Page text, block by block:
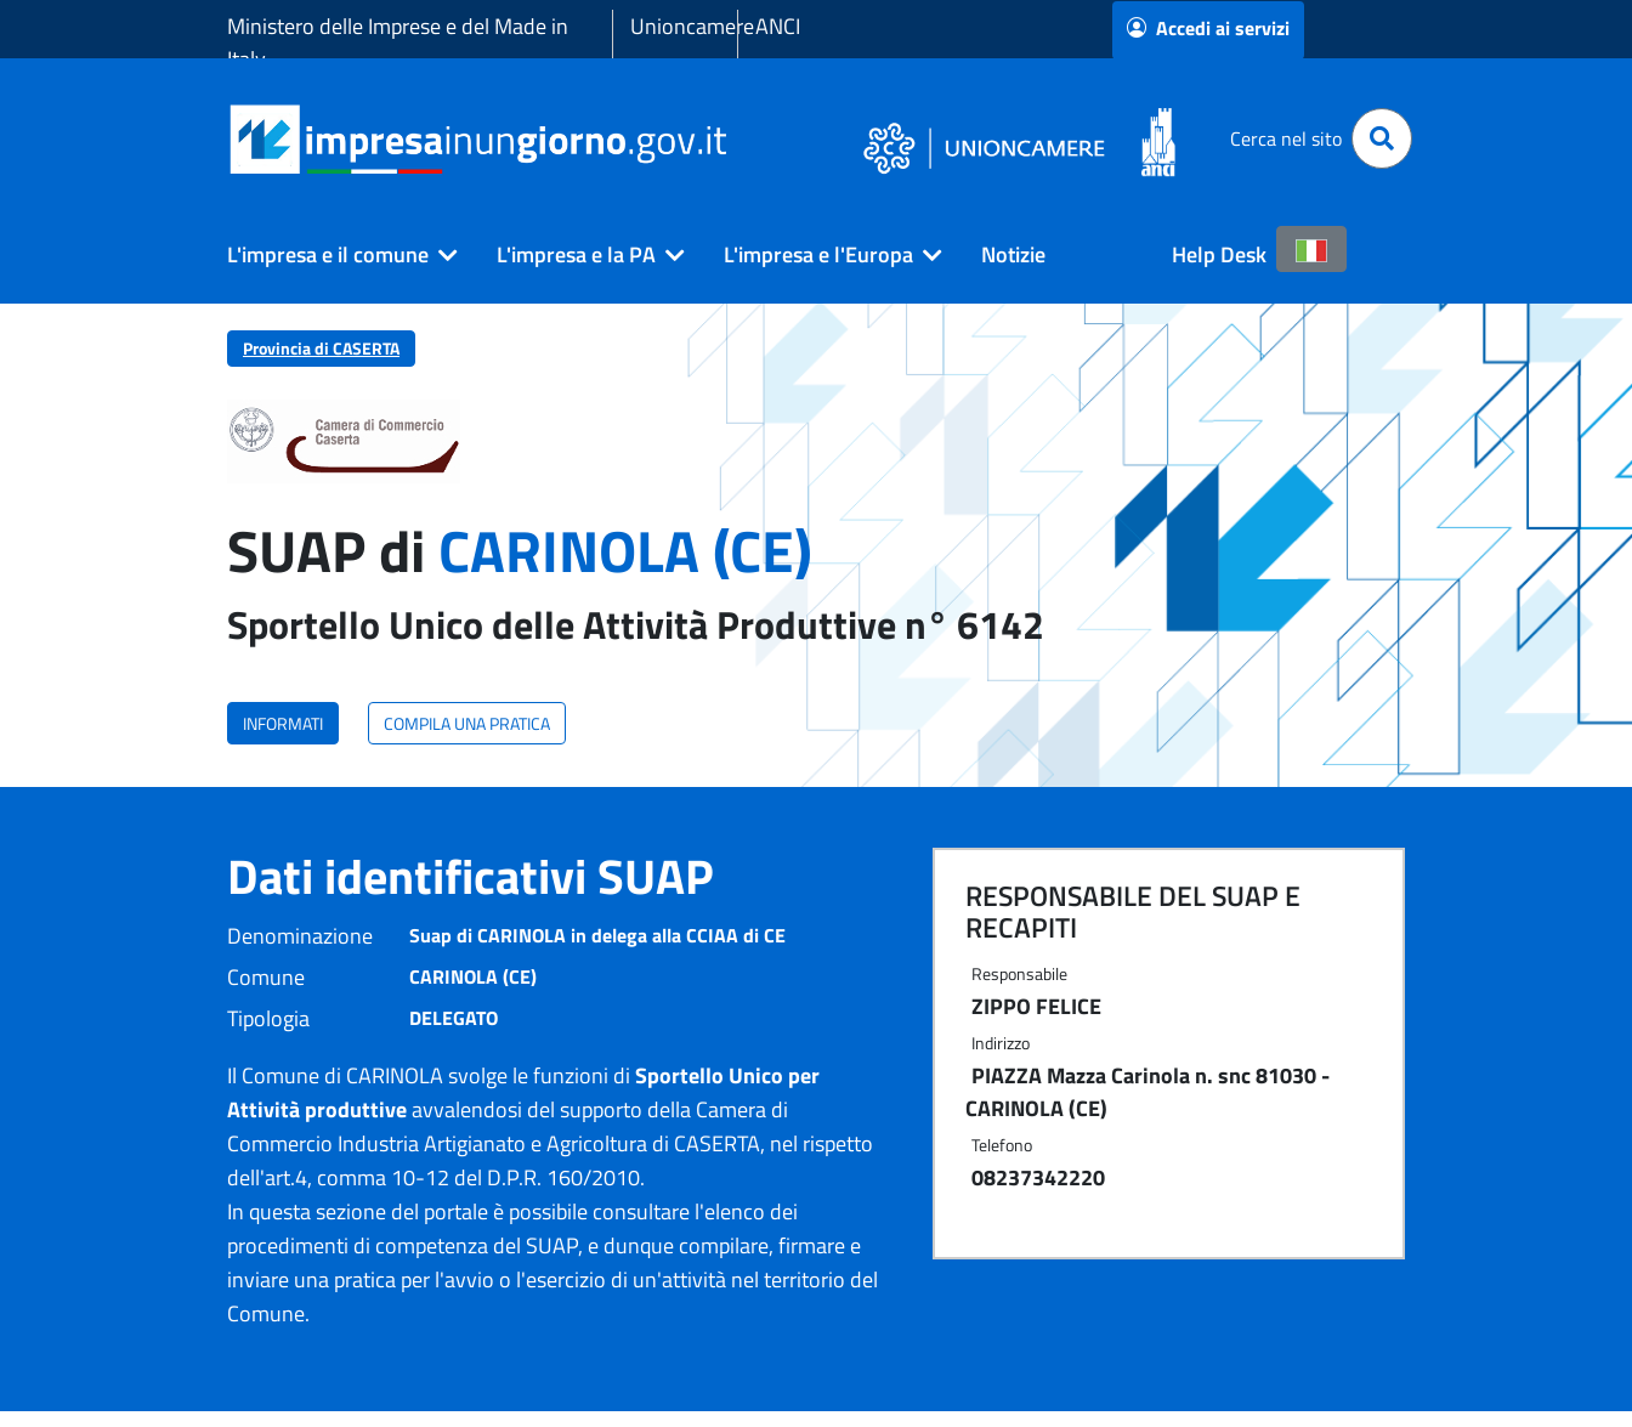
Ministero delle Imprese e del Made in
Italy
UnioncamereANCI Accedi ai servizi
Cerca nel sito
L'impresa e il comune L'impresa e la PA L'impresa e l'Europa Notizie Help Desk
Provincia di CASERTA
SUAP di CARINOLA (CE)
Sportello Unico delle Attività Produttive n° 6142
INFORMATI COMPILA UNA PRATICA
Dati identificativi SUAP
Denominazione Suap di CARINOLA in delega alla CCIAA di CE
Comune CARINOLA (CE)
Tipologia DELEGATO
Il Comune di CARINOLA svolge le funzioni diSportello Unico per
Attività produttiveavvalendosi del supporto della Camera di
Commercio Industria Artigianato e Agricoltura di CASERTA, nel rispetto
dell'art.4, comma 10-12 del D.P.R. 160/2010.
In questa sezione del portale è possibile consultare l'elenco dei
procedimenti di competenza del SUAP, e dunque compilare, firmare e
inviare una pratica per l'avvio o l'esercizio di un'attività nel territorio del
Comune.
RESPONSABILE DEL SUAP E
RECAPITI
Responsabile
ZIPPO FELICE
Indirizzo
PIAZZA Mazza Carinola n. snc 81030 -
CARINOLA (CE)
Telefono
08237342220